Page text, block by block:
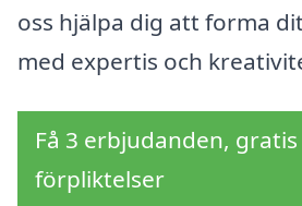
oss hjälpa dig att forma
med expertis och
Få 3 erbjudanden,
förpliktelser